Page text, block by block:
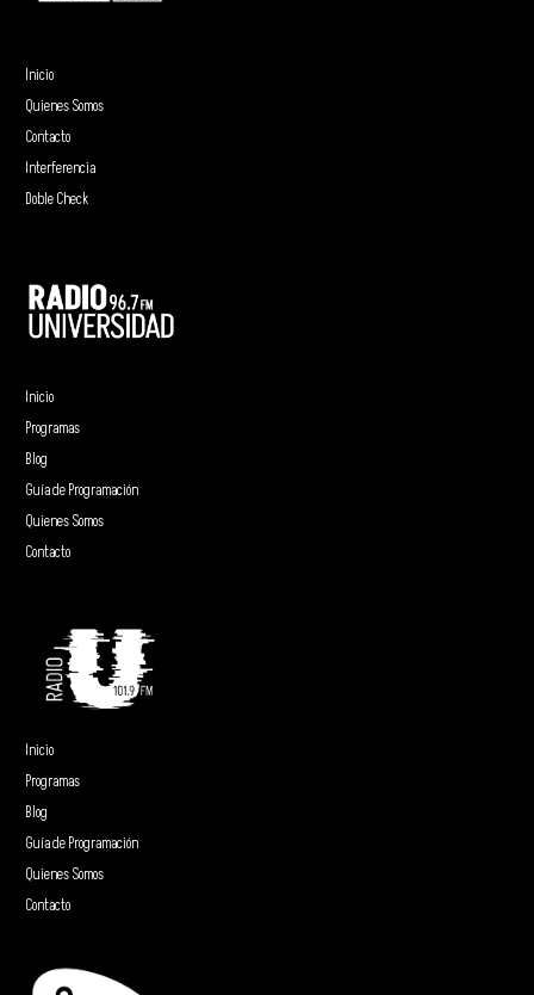
Inicio
Quienes Somos
Contacto
Interferencia
Doble Check
Inicio
Programas
Blog
Guía de Programación
Quienes Somos
Contacto
Inicio
Programas
Blog
Guía de Programación
Quienes Somos
Contacto